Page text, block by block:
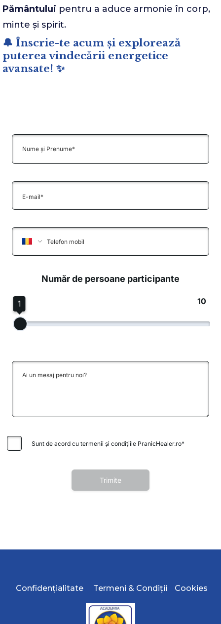
Pământului pentru a aduce armonie în corp,
minte și spirit.
🔔 Înscrie-te acum și explorează
puterea vindecării energetice
avansate! ✨
Confidențialitate Termeni & Condiții Cookies